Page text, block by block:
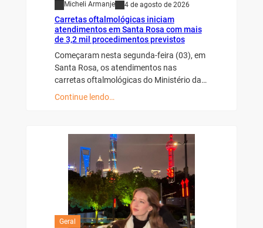
Micheli Armanje 4 de agosto de 2026
Carretas oftalmológicas iniciam
atendimentos em Santa Rosa com mais
de 3,2 mil procedimentos previstos
Começaram nesta segunda-feira (03), em
Santa Rosa, os atendimentos nas
carretas oftalmológicas do Ministério da…
Continue lendo…
Geral